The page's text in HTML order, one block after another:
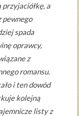
a
pewnego
spada
oprawcy,
z
romansu.
i ten dowód
kolejną
listy z